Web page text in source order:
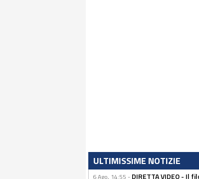
ULTIMISSIME NOTIZIE
6 Ago, 14:55 - DIRETTA VIDEO - Il